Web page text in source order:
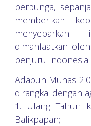
berbunga,
memberikan
dimanfaatkan
penjuru Indonesia.
Adapun Munas
dirangkai dengan
1. Ulang Tahun
Balikpapan;